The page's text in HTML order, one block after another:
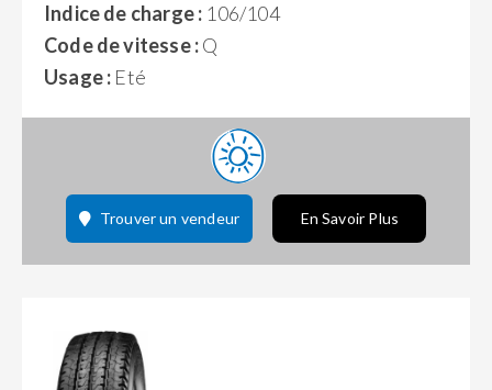
Indice de charge : 106/104
Code de vitesse :Q
Usage : Eté
Trouver un vendeur En Savoir Plus